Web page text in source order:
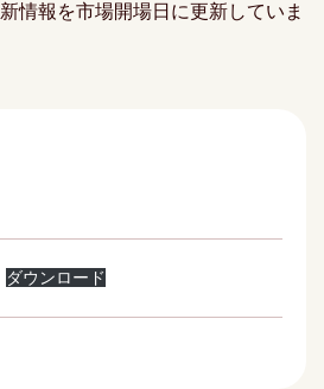
情報を市場開場日に更新していま
ダウンロード